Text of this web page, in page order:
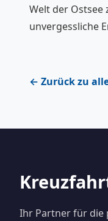
Welt der Ostsee
unvergessliche
← Zurück zu
Ihr Partner für die